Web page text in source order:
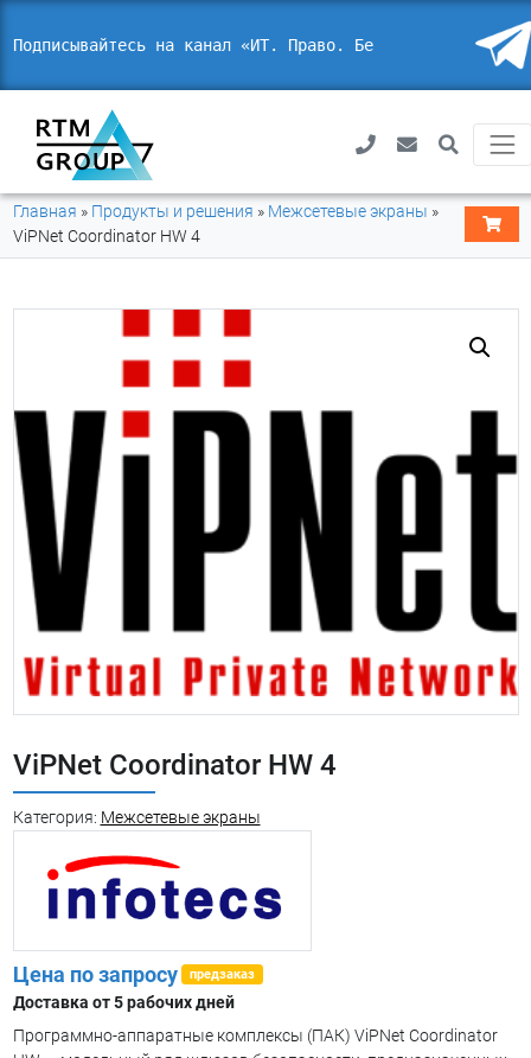
Подписывайтесь на канал «ИТ. Право. Безопас
Главная » Продукты и решения » Межсетевые экраны »
ViPNet Coordinator HW 4
ViPNet Coordinator HW 4
Категория: Межсетевые экраны
Цена по запросу предзаказ
Доставка от 5 рабочих дней
Программно-аппаратные комплексы (ПАК) ViPNet Coordinator